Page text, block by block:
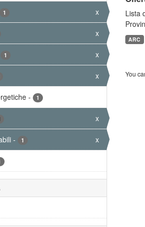
1 x
x
1 x
x
- 1
x
- 1 x
Lista
ARC
You